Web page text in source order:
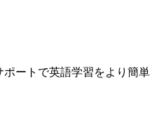
ートで英語学習をより簡単